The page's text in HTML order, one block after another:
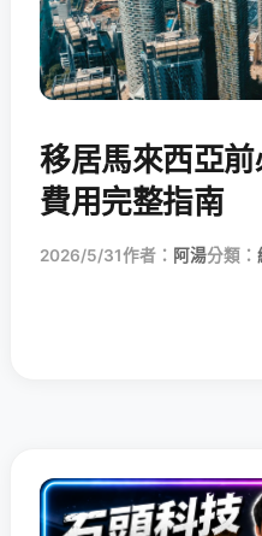
移居馬來西亞
費用完整指南
2026/5/31作者： 阿湯分類：